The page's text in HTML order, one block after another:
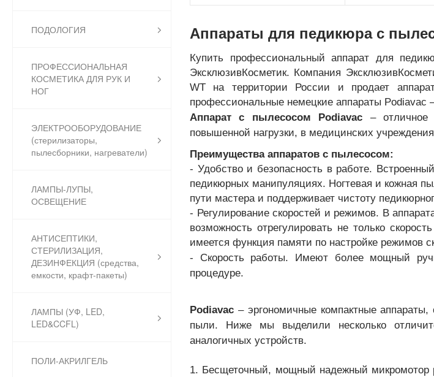
ПОДОЛОГИЯ
ПРОФЕССИОНАЛЬНАЯ
КОСМЕТИКА ДЛЯ РУК И
НОГ
ЭЛЕКТРООБОРУДОВАНИЕ
(стерилизаторы,
пылесборники, нагреватели)
ЛАМПЫ-ЛУПЫ,
ОСВЕЩЕНИЕ
АНТИСЕПТИКИ,
СТЕРИЛИЗАЦИЯ,
ДЕЗИНФЕКЦИЯ (средства,
емкости, крафт-пакеты)
ЛАМПЫ (УФ, LED,
LED&CCFL)
ПОЛИ-АКРИЛГЕЛЬ
Аппараты для педикюра с
Купить профессиональный аппарат для
ЭксклюзивКосметик. Компания
WT на территории России и продает
профессиональные немецкие аппараты Podiavac
Аппарат с пылесосом Podiavac – отличное
повышенной нагрузки, в медицинских
Преимущества аппаратов с пылесосом:
- Удобство и безопасность в работе.
педикюрных манипуляциях. Ногтевая и кожная
пути мастера и поддерживает чистоту
- Регулирование скоростей и режимов. В
возможность отрегулировать не только
имеется функция памяти по настройке режимов
- Скорость работы. Имеют более мощный
процедуре.
Podiavac – эргономичные компактные
пыли. Ниже мы выделили несколько
аналогичных устройств.
1. Бесщеточный, мощный надежный